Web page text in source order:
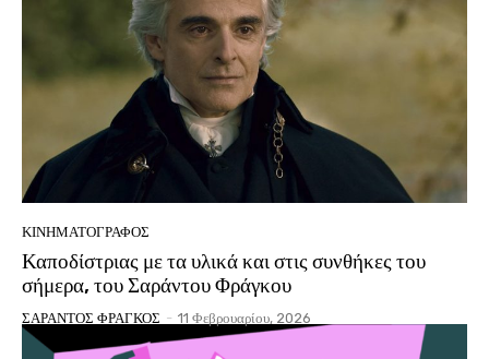
ΚΙΝΗΜΑΤΟΓΡΆΦΟΣ
Καποδίστριας με τα υλικά και στις συνθήκες του
σήμερα, του Σαράντου Φράγκου
ΣΑΡΑΝΤΟΣ ΦΡΑΓΚΟΣ - 11 Φεβρουαρίου, 2026